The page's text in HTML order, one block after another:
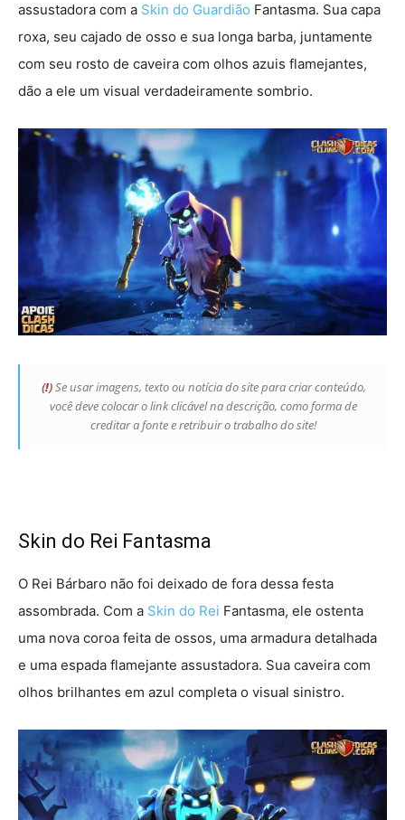
assustadora com a Skin do Guardião Fantasma. Sua capa
roxa, seu cajado de osso e sua longa barba, juntamente
com seu rosto de caveira com olhos azuis flamejantes,
dão a ele um visual verdadeiramente sombrio.
(!)Se usar imagens, texto ou notícia do site para criar conteúdo,
você deve colocar o link clicável na descrição, como forma de
creditar a fonte e retribuir o trabalho do site!
Skin do Rei Fantasma
O Rei Bárbaro não foi deixado de fora dessa festa
assombrada. Com a Skin do Rei Fantasma, ele ostenta
uma nova coroa feita de ossos, uma armadura detalhada
e uma espada flamejante assustadora. Sua caveira com
olhos brilhantes em azul completa o visual sinistro.